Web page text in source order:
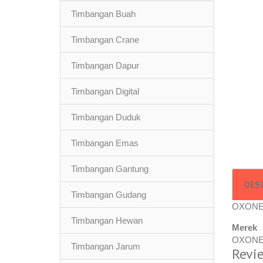
Merek
Timbangan Buah
Timbangan Crane
Timbangan Dapur
Timbangan Digital
Timbangan Duduk
Timbangan Emas
Timbangan Gantung
Timbangan Gudang
Timbangan Hewan
Timbangan Jarum